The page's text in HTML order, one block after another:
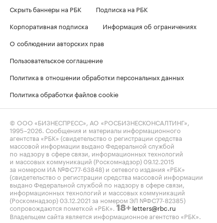
Скрыть баннеры на РБК
Подписка на РБК
Корпоративная подписка
Информация об ограничениях
О соблюдении авторских прав
Пользовательское соглашение
Политика в отношении обработки персональных данных
Политика обработки файлов cookie
© ООО «БИЗНЕСПРЕСС», АО «РОСБИЗНЕСКОНСАЛТИНГ»,
1995–2026 . Сообщения и материалы информационного
агентства «РБК» (свидетельство о регистрации средства
массовой информации выдано Федеральной службой
по надзору в сфере связи, информационных технологий
и массовых коммуникаций (Роскомнадзор) 09.12.2015
за номером ИА №ФС77-63848) и сетевого издания «РБК»
(свидетельство о регистрации средства массовой информации
выдано Федеральной службой по надзору в сфере связи,
информационных технологий и массовых коммуникаций
(Роскомнадзор) 03.12.2021 за номером ЭЛ №ФС77-82385)
сопровождаются пометкой «РБК». 18+ letters@rbc.ru
Владельцем сайта является информационное агентство «РБК».